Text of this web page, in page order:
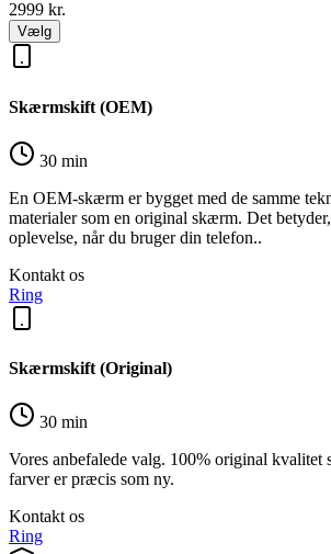
2999 kr.
Vælg
Skærmskift (OEM)
30 min
En OEM-skærm er bygget med de samme
materialer som en original skærm. Det
oplevelse, når du bruger din telefon..
Kontakt os
Ring
Skærmskift (Original)
30 min
Vores anbefalede valg. 100% original kvalitet
farver er præcis som ny.
Kontakt os
Ring